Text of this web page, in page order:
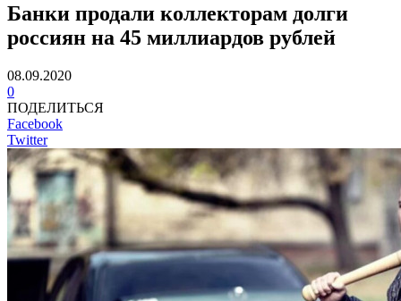
Банки продали коллекторам долги
россиян на 45 миллиардов рублей
08.09.2020
0
ПОДЕЛИТЬСЯ
Facebook
Twitter